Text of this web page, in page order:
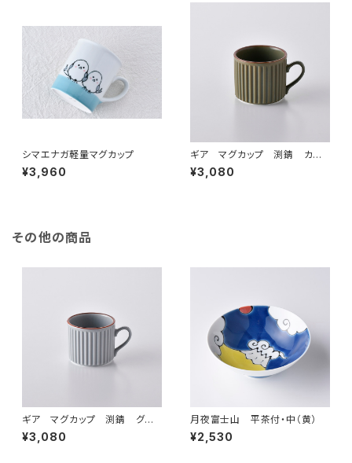
シマエナガ軽量マグカップ
¥3,960
ギア マグカップ 渕錆 カー
キ
¥3,080
その他の商品
ギア マグカップ 渕錆 グレ
ー
¥3,080
月夜富士山 平茶付・中（黄）
¥2,530